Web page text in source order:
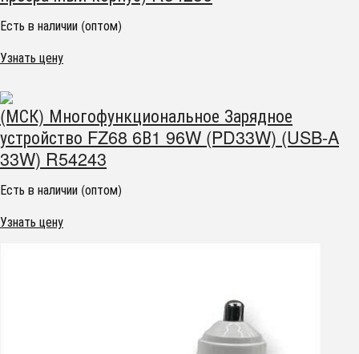
Есть в наличии (оптом)
Узнать цену
(МСК) Многофункциональное Зарядное
устройство FZ68 6В1 96W (PD33W) (USB-A
33W) R54243
Есть в наличии (оптом)
Узнать цену